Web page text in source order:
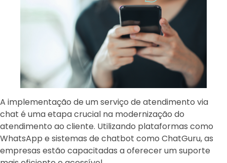
A implementação de um serviço de atendimento via
chat é uma etapa crucial na modernização do
atendimento ao cliente. Utilizando plataformas como
WhatsApp e sistemas de chatbot como ChatGuru, as
empresas estão capacitadas a oferecer um suporte